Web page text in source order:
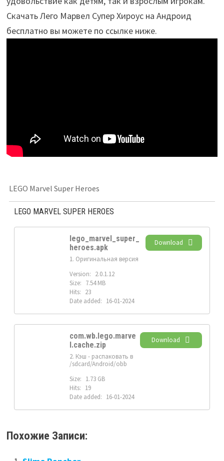
Скачать Лего Марвел Супер Хироус на Андроид
бесплатно вы можете по ссылке ниже.
LEGO Marvel Super Heroes
LEGO MARVEL SUPER HEROES
lego_marvel_super_
heroes.apk
1. Оригинальная версия
Version: 2.0.1.12
Size: 7.54 MB
Hits: 23
Date added: 16-01-2024
Download
com.wb.lego.marve
l.cache.zip
2. Кэш - распаковать в
/sdcard/Android/obb
Size: 1.73 GB
Hits: 19
Date added: 16-01-2024
Download
Похожие Записи: